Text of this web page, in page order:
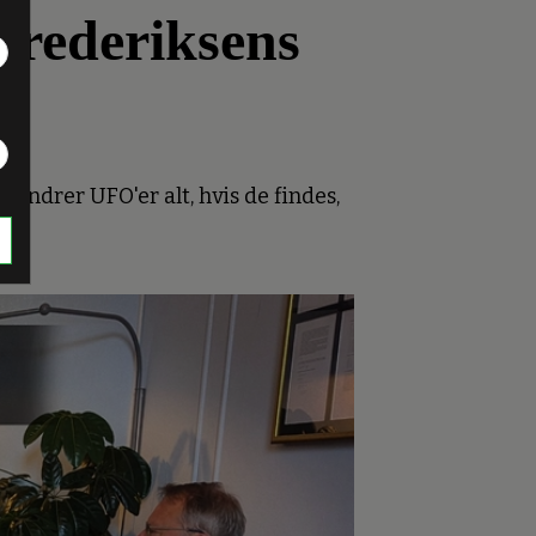
UFO'er alt, hvis de findes,